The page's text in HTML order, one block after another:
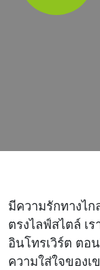
มีความรักทางไก
ตรงไลฟ์สไตล์ เ
อินโทรเวิร์ต ตอ
ความใส่ใจของเ